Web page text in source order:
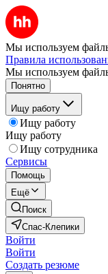
Мы используем
Правила
Мы используем
Понятно
Ищу работу
Ищу работу
Ищу работу
Ищу сотрудника
Сервисы
Помощь
Ещё
Поиск
Спас-Клепики
Войти
Войти
Создать резюме